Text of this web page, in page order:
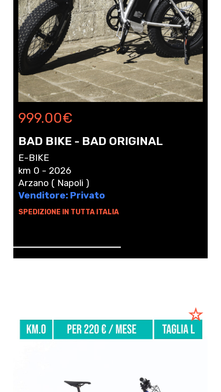
999.00€
BAD BIKE - BAD ORIGINAL
E-BIKE
km 0 - 2026
Arzano ( Napoli )
Venditore: Privato
SPEDIZIONE IN TUTTA ITALIA